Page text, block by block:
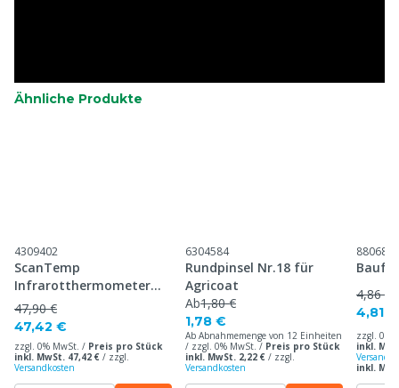
Ähnliche Produkte
4309402
ScanTemp
Infrarotthermometer
330
47,90 €
47,42 €
zzgl. 0% MwSt. / Preis pro Stück
inkl. MwSt. 47,42 € / zzgl.
Versandkosten
6304584
Rundpinsel Nr.18 für
Agricoat
Ab1,80 €
1,78 €
Ab Abnahmemenge von 12 Einheiten
/ zzgl. 0% MwSt. / Preis pro Stück
inkl. MwSt. 2,22 € / zzgl.
Versandkosten
8806870
4,86 €
4,81 €
zzgl. 0%
inkl.
inkl.